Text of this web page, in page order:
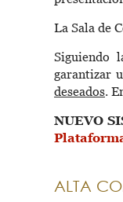
La Sala de
Siguiendo
garantizar
deseados.
NUEVO
ALTA